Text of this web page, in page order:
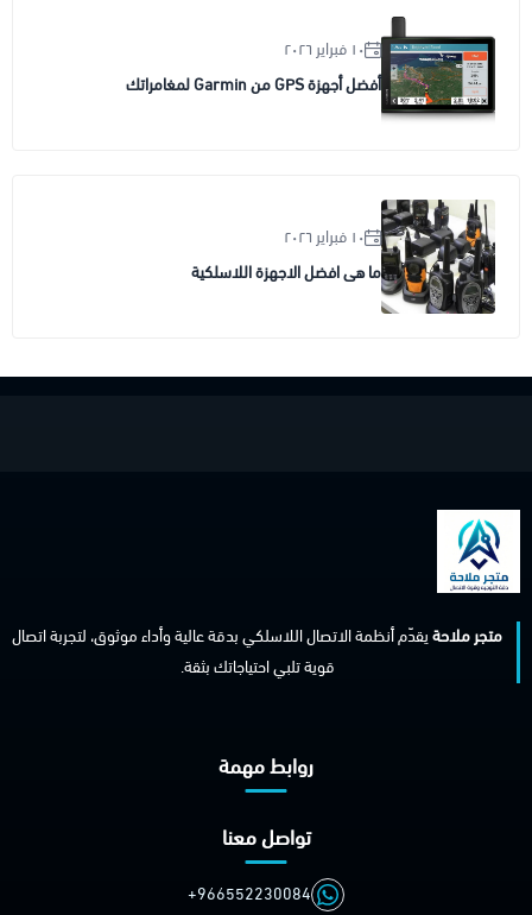
١٠ فبراير ٢٠٢٦
أفضل أجهزة GPS من Garmin لمغامراتك
١٠ فبراير ٢٠٢٦
ما هى افضل الاجهزة اللاسلكية
متجر ملاحةيقدّم أنظمة الاتصال اللاسلكي بدقة عالية وأداء موثوق، لتجربة اتصال
قوية تلبي احتياجاتك بثقة.
روابط مهمة
تواصل معنا
+966552230084